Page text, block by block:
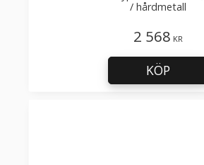
/ hårdmetall
2 568 KR
KÖP